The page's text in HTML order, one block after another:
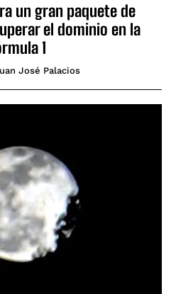
un gran paquete de
el dominio en la
1
José Palacios